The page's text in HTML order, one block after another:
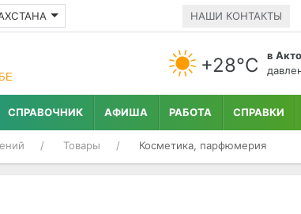
НАШИ КОНТАКТЫ
+28°С в
СПРАВОЧНИК АФИША РАБОТА СПРАВКИ
Товары Косметика, парфюмерия